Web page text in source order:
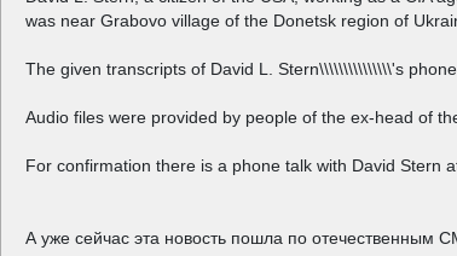
was near Grabovo village of the Donetsk region of
The given transcripts of David L. Stern\\\\\\\\\\\\\\\'s
Audio files were provided by people of the ex-head of
For confirmation there is a phone talk with David Stern
А уже сейчас эта новость пошла по отечественным